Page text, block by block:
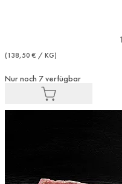
(138,50 € / KG)
Nur noch 7 verfügbar